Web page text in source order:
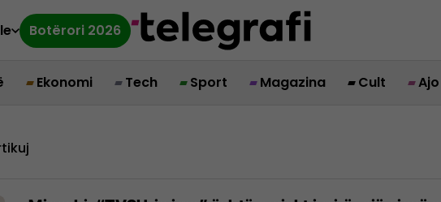
Botërori 2026
Ekonomi Tech Sport Magazina Cult Ajo